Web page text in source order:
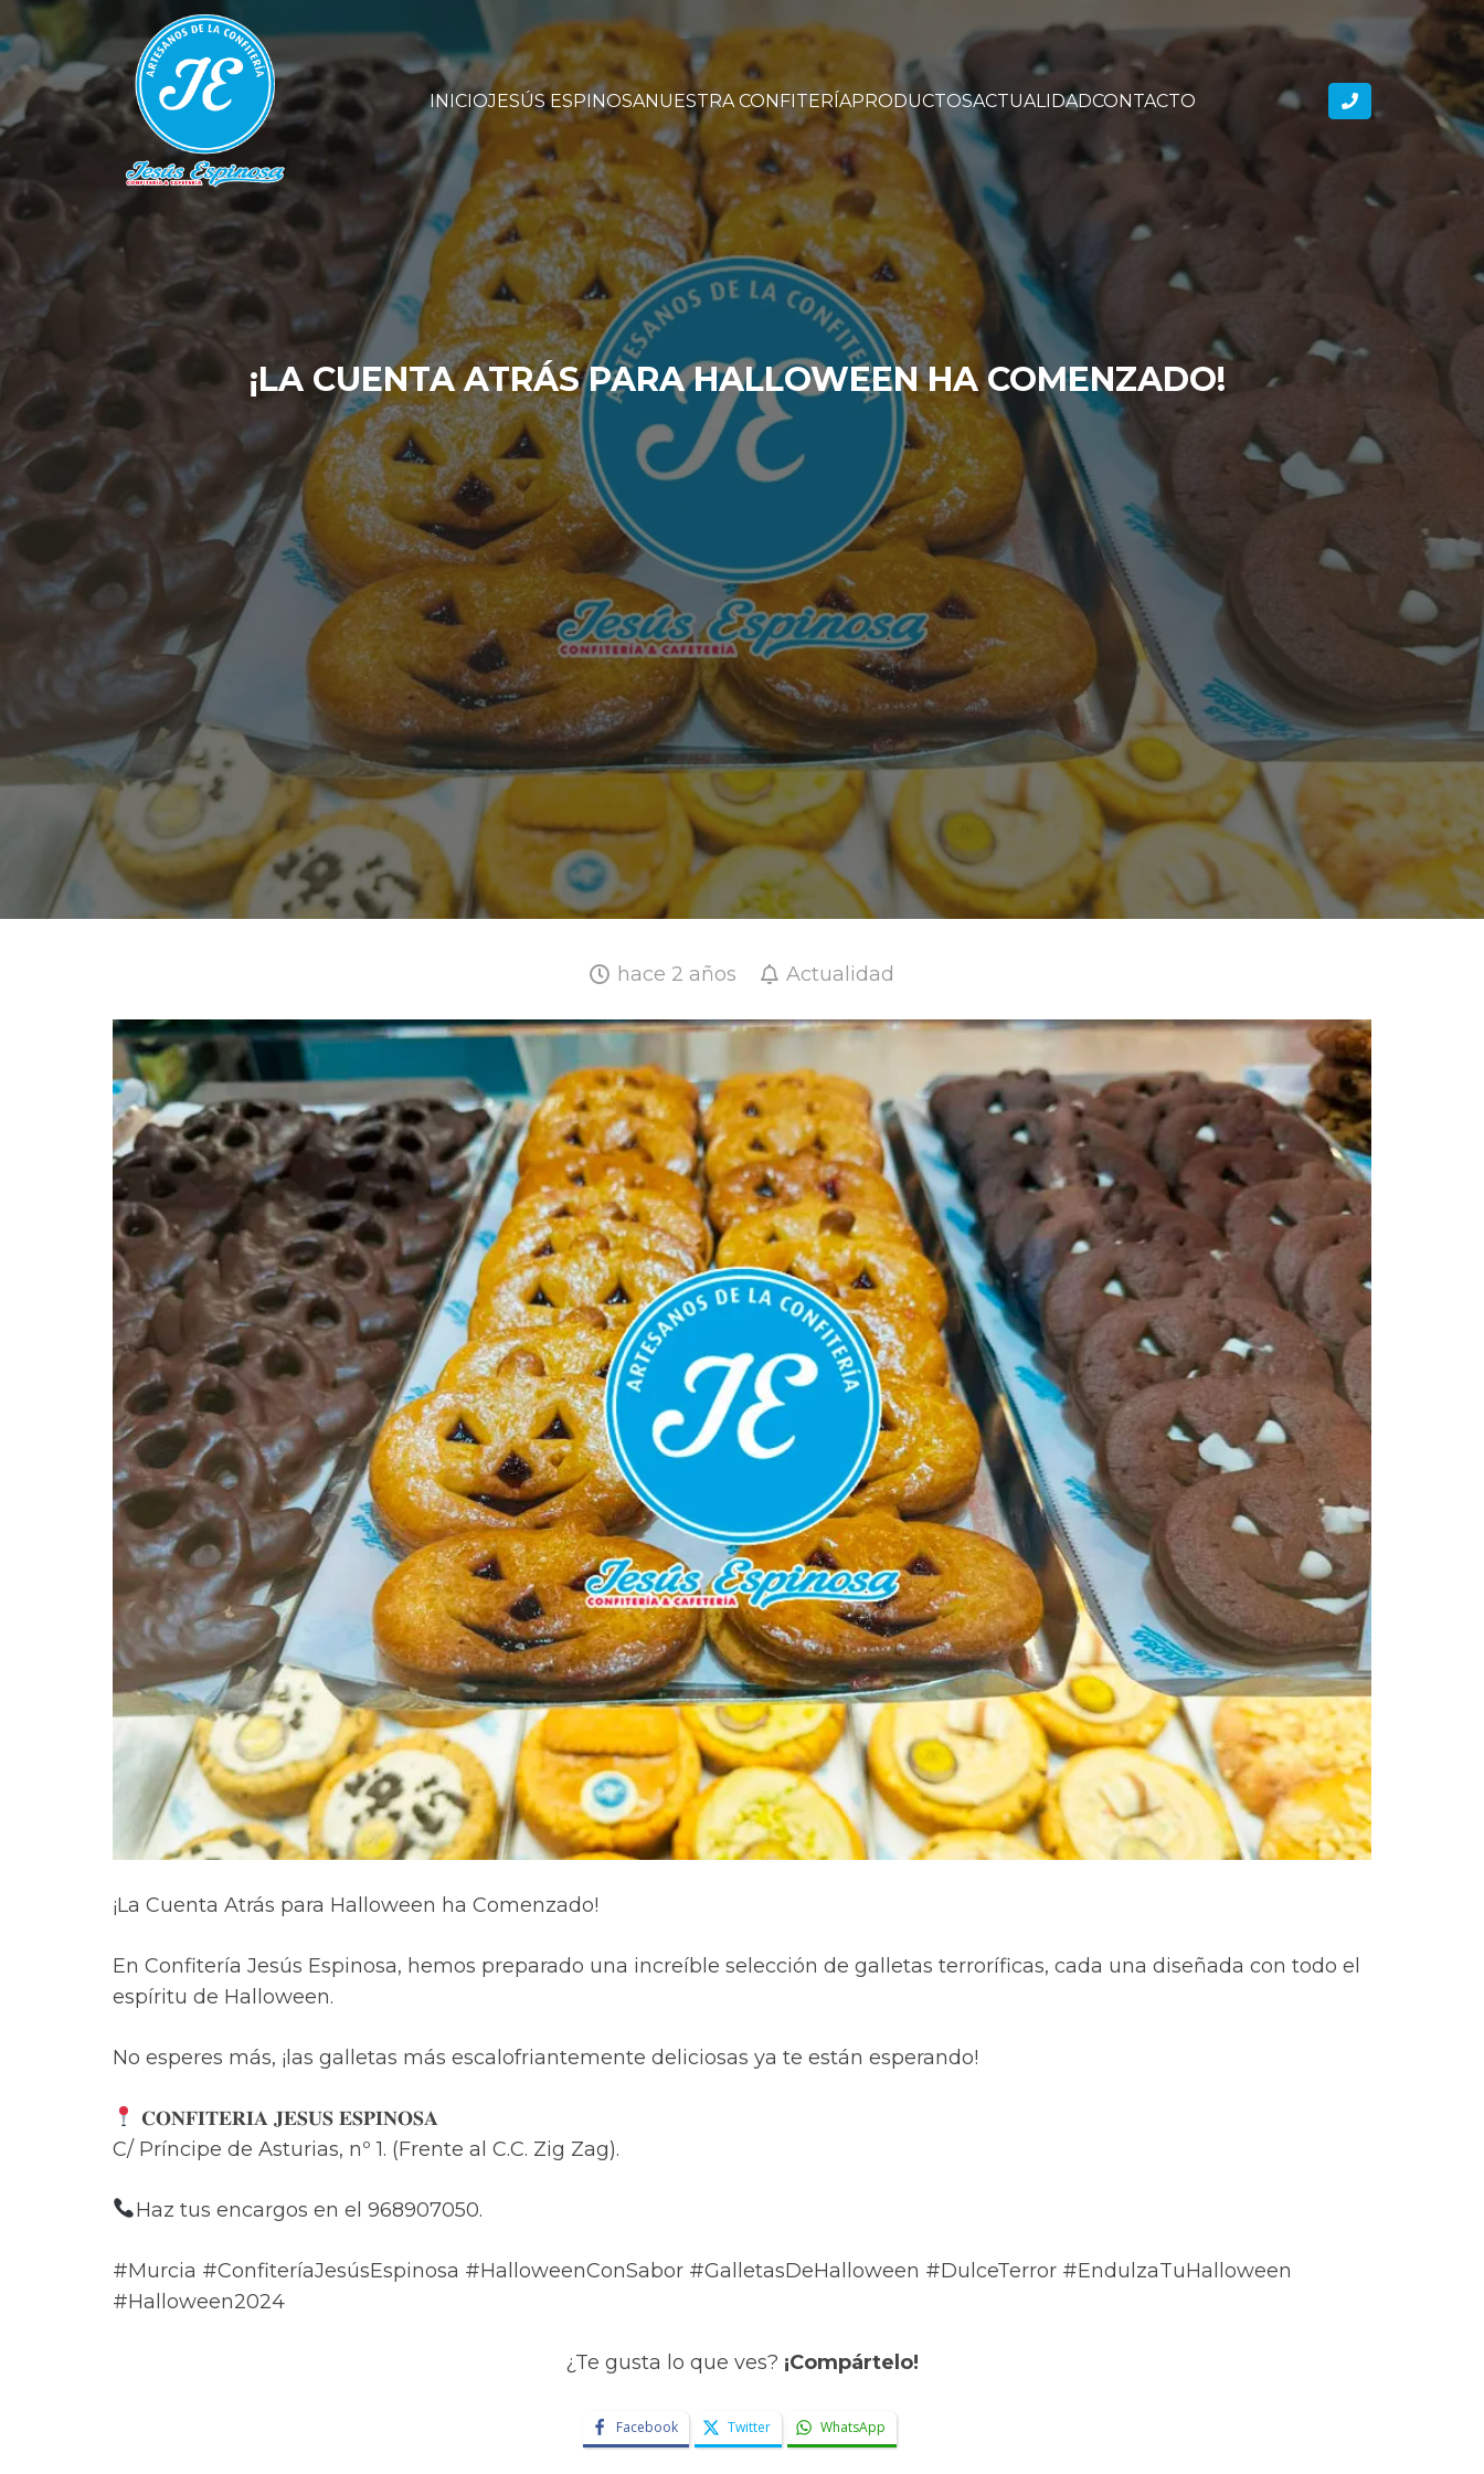
INICIOJESÚS ESPINOSANUESTRA CONFITERÍAPRODUCTOSACTUALIDADCONTACTO
¡LA CUENTA ATRÁS PARA HALLOWEEN HA COMENZADO!
hace 2 años Actualidad
¡La Cuenta Atrás para Halloween ha Comenzado!
En Confitería Jesús Espinosa, hemos preparado una increíble selección de galletas terroríficas, cada una diseñada con todo el
espíritu de Halloween.
No esperes más, ¡las galletas más escalofriantemente deliciosas ya te están esperando!
𝐂𝐎𝐍𝐅𝐈𝐓𝐄𝐑𝐈𝐀 𝐉𝐄𝐒𝐔𝐒 𝐄𝐒𝐏𝐈𝐍𝐎𝐒𝐀
C/ Príncipe de Asturias, nº 1. (Frente al C.C. Zig Zag).
Haz tus encargos en el 968907050.
#Murcia #ConfiteríaJesúsEspinosa #HalloweenConSabor #GalletasDeHalloween #DulceTerror #EndulzaTuHalloween
#Halloween2024
¿Te gusta lo que ves? ¡Compártelo!
Facebook Twitter WhatsApp